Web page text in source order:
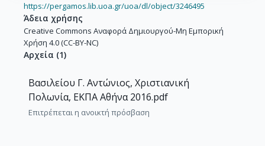
https://pergamos.lib.uoa.gr/uoa/dl/object/3246495
Άδεια χρήσης
Creative Commons Αναφορά Δημιουργού-Μη Εμπορική
Χρήση 4.0 (CC-BY-NC)
Αρχεία (1)
Βασιλείου Γ. Αντώνιος, Χριστιανική
Πολωνία, ΕΚΠΑ Αθήνα 2016.pdf
Επιτρέπεται η ανοικτή πρόσβαση